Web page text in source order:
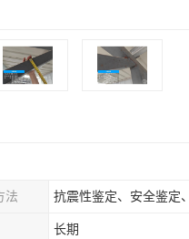
法 抗震性鉴定、安全鉴定
长期